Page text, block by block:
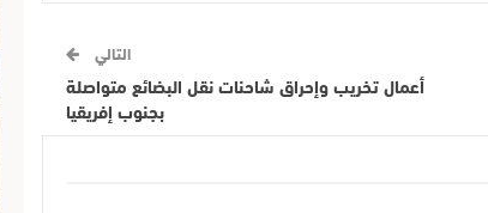
التالي
أعمال تخريب وإحراق شاحنات نقل البضائع متواصلة
بجنوب إفريقيا